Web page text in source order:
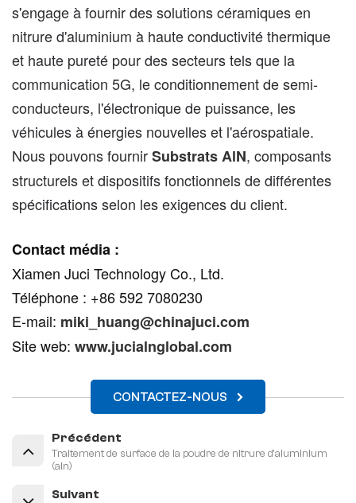
s'engage à fournir des solutions céramiques en
nitrure d'aluminium à haute conductivité thermique
et haute pureté pour des secteurs tels que la
communication 5G, le conditionnement de semi-
conducteurs, l'électronique de puissance, les
véhicules à énergies nouvelles et l'aérospatiale.
Nous pouvons fournirSubstrats AlN, composants
structurels et dispositifs fonctionnels de différentes
spécifications selon les exigences du client.
Contact média :
Xiamen Juci Technology Co., Ltd.
Téléphone : +86 592 7080230
E-mail: miki_huang@chinajuci.com
Site web: www.jucialnglobal.com
CONTACTEZ-NOUS
Précédent
Traitement de surface de la poudre de nitrure d'aluminium
(aln)
Suivant